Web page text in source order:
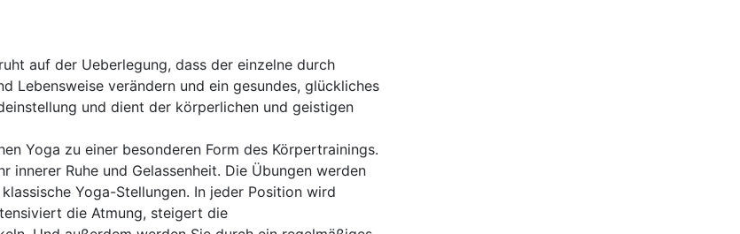
auf der Ueberlegung, dass der einzelne durch
Lebensweise verändern und ein gesundes, glückliches
und dient der körperlichen und geistigen
Yoga zu einer besonderen Form des Körpertrainings.
Ruhe und Gelassenheit. Die Übungen werden
Yoga-Stellungen. In jeder Position wird
die Atmung, steigert die